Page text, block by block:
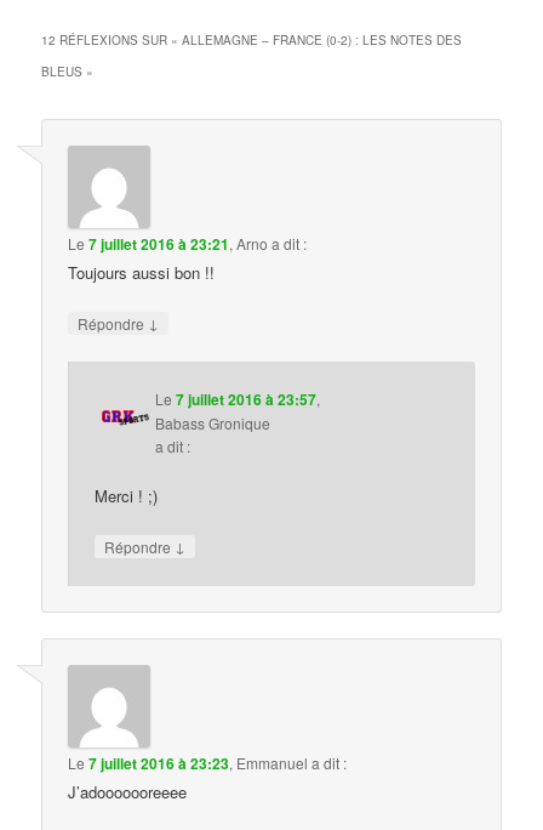
12 RÉFLEXIONS SUR «ALLEMAGNE – FRANCE (0-2) : LES NOTES DES
BLEUS »
Le7 juillet 2016 à 23:21,Arno a dit :
Toujours aussi bon !!
Répondre ↓
Le7 juillet 2016 à 23:57,
Babass Gronique
a dit :
Merci ! ;)
Répondre ↓
Le7 juillet 2016 à 23:23, Emmanuel a dit :
J’adooooooreeee